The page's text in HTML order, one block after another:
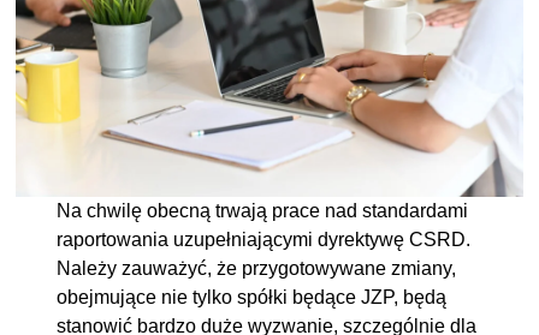
Na chwilę obecną trwają prace nad standardami
raportowania uzupełniającymi dyrektywę CSRD.
Należy zauważyć, że przygotowywane zmiany,
obejmujące nie tylko spółki będące JZP, będą
stanowić bardzo duże wyzwanie, szczególnie dla